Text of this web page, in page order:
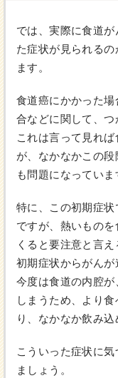
では、実際に食道
た症状が見られる
ます。
食道癌にかかった
合などに関して、つ
これは言って見れ
が、なかなかこの
も問題になっていま
特に、この初期症
ですが、熱いもの
くると要注意と言え
初期症状からがんが
今度は食道の内腔
しまうため、より
り、なかなか飲み込
こういった症状に
ましょう。